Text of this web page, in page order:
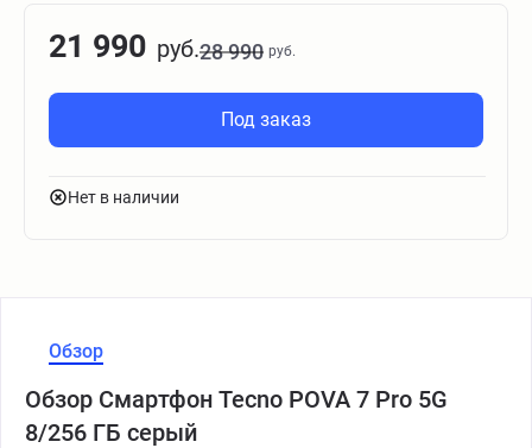
21 990 руб.28 990 руб.
Под заказ
Нет в наличии
Обзор
Обзор Смартфон Tecno POVA 7 Pro 5G
8/256 ГБ серый